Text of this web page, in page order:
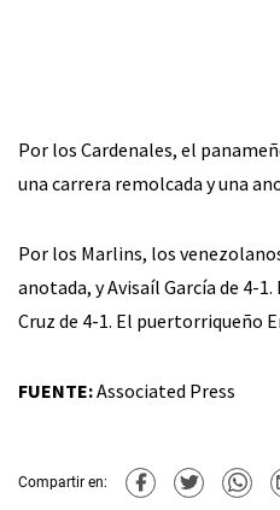
Por los Cardenales, el
una carrera remolcada y una
Por los Marlins, los
anotada, y Avisaíl García de 4-
Cruz de 4-1. El puertorriqueño
FUENTE:Associated Press
Compartir en: